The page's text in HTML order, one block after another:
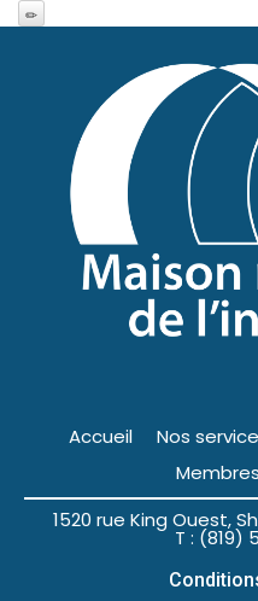
Accueil Nos
Membres
1520 rue King Ouest,
T : (819)